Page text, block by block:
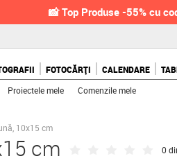
📸 Top Produse -55% cu
FOTOCĂRȚI CALENDARE
Proiectele mele Comenzile mele
10x15 cm
cm 0